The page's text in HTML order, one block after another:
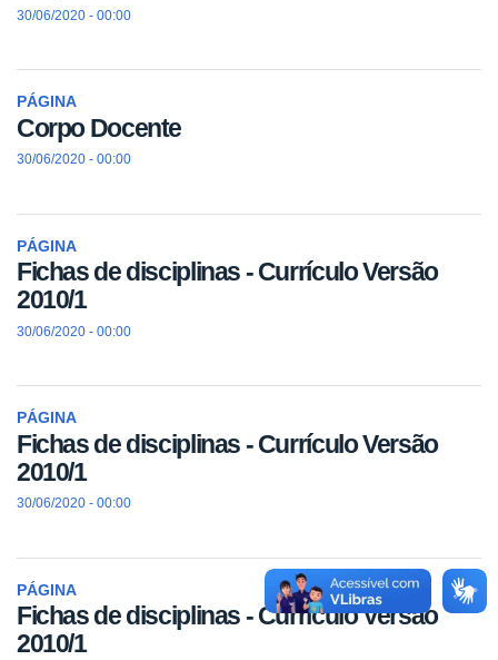
30/06/2020 - 00:00
PÁGINA
Corpo Docente
30/06/2020 - 00:00
PÁGINA
Fichas de disciplinas - Currículo Versão
2010/1
30/06/2020 - 00:00
PÁGINA
Fichas de disciplinas - Currículo Versão
2010/1
30/06/2020 - 00:00
PÁGINA
Fichas de disciplinas - Currículo Versão
2010/1